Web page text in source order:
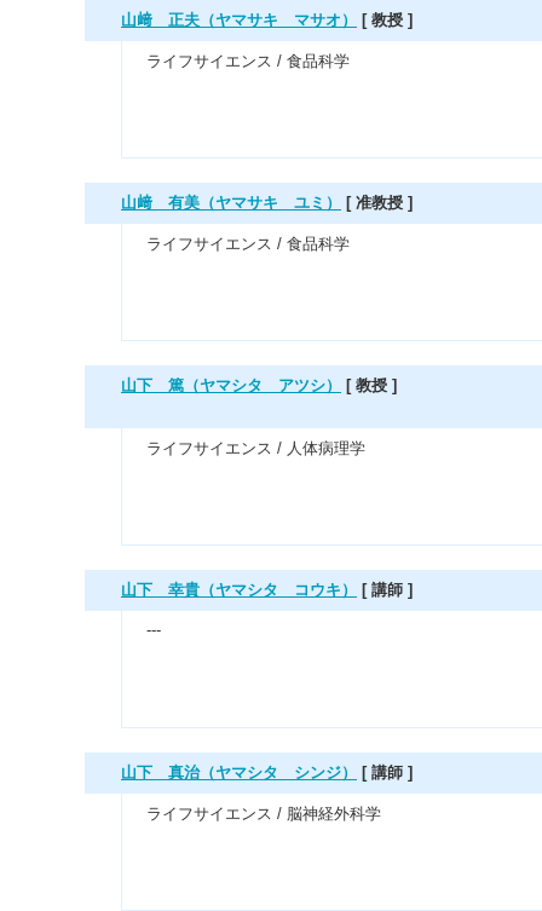
山﨑 正夫（ヤマサキ マサオ） [ 教授 ]
ライフサイエンス / 食品科学
山﨑 有美（ヤマサキ ユミ） [ 准教授 ]
ライフサイエンス / 食品科学
山下 篤（ヤマシタ アツシ） [ 教授 ]
ライフサイエンス / 人体病理学
山下 幸貴（ヤマシタ コウキ） [ 講師 ]
---
山下 真治（ヤマシタ シンジ） [ 講師 ]
ライフサイエンス / 脳神経外科学